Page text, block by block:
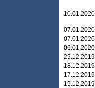
10.01.2020
07.01.2020
07.01.2020
06.01.2020
25.12.2019
18.12.2019
17.12.2019
15.12.2019